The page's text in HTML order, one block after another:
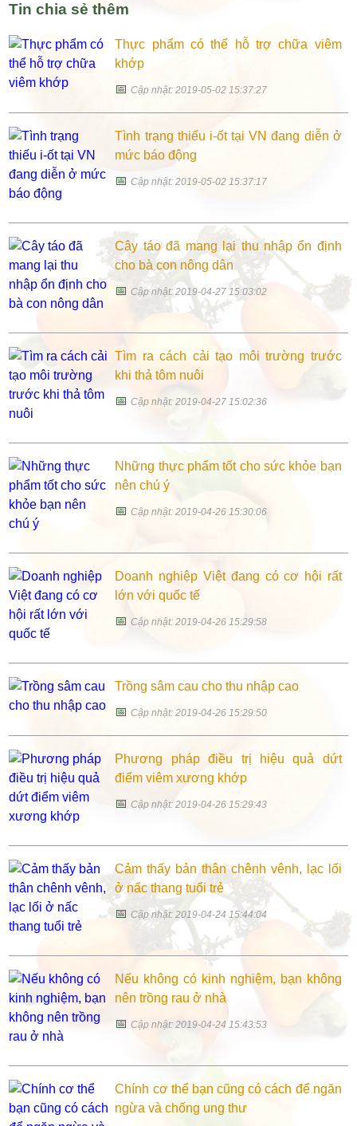
Tin chia sẻ thêm
Thực phẩm có thể hỗ trợ chữa viêm
khớp
📅Cập nhật: 2019-05-02 15:37:27
Tình trạng thiếu i-ốt tại VN đang diễn ở
mức báo động
📅Cập nhật: 2019-05-02 15:37:17
Cây táo đã mang lại thu nhập ổn định
cho bà con nông dân
📅Cập nhật: 2019-04-27 15:03:02
Tìm ra cách cải tạo môi trường trước
khi thả tôm nuôi
📅Cập nhật: 2019-04-27 15:02:36
Những thực phẩm tốt cho sức khỏe bạn
nên chú ý
📅Cập nhật: 2019-04-26 15:30:06
Doanh nghiệp Việt đang có cơ hội rất
lớn với quốc tế
📅Cập nhật: 2019-04-26 15:29:58
Trồng sâm cau cho thu nhập cao
📅Cập nhật: 2019-04-26 15:29:50
Phương pháp điều trị hiệu quả dứt
điểm viêm xương khớp
📅Cập nhật: 2019-04-26 15:29:43
Cảm thấy bản thân chênh vênh, lạc lối
ở nấc thang tuổi trẻ
📅Cập nhật: 2019-04-24 15:44:04
Nếu không có kinh nghiệm, bạn không
nên trồng rau ở nhà
📅Cập nhật: 2019-04-24 15:43:53
Chính cơ thể bạn cũng có cách để ngăn
ngừa và chống ung thư